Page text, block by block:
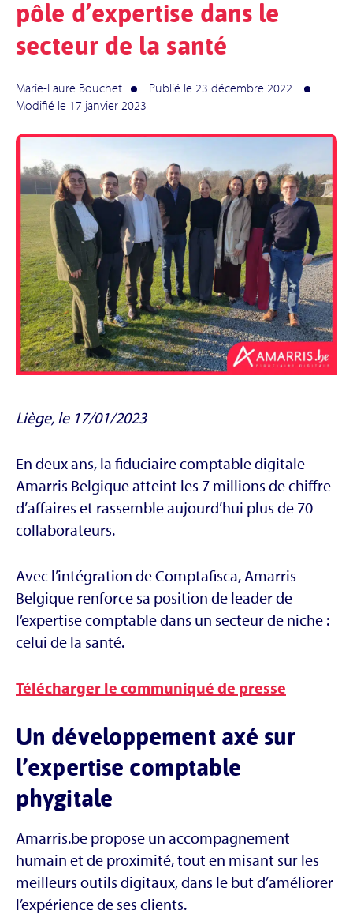
pôle d’expertise dans le
secteur de la santé
Marie-Laure Bouchet
Publié le 23 décembre 2022
Modifié le 17 janvier 2023
Liège, le 17/01/2023
En deux ans, la fiduciaire comptable digitale
Amarris Belgique atteint les 7 millions de chiffre
d’affaires et rassemble aujourd’hui plus de 70
collaborateurs.
Avec l’intégration de Comptafisca, Amarris
Belgique renforce sa position de leader de
l’expertise comptable dans un secteur de niche :
celui de la santé.
Télécharger le communiqué de presse
Un développement axé sur
l’expertise comptable
phygitale
Amarris.be propose un accompagnement
humain et de proximité, tout en misant sur les
meilleurs outils digitaux, dans le but d’améliorer
l’expérience de ses clients.